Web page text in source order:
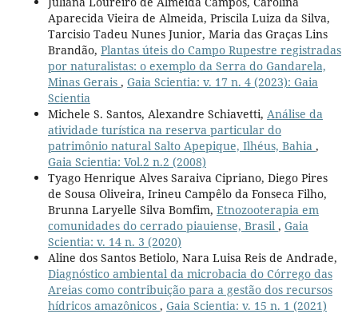
Aparecida Vieira de Almeida, Priscila Luiza da Silva,
Tarcisio Tadeu Nunes Junior, Maria das Graças Lins
Brandão, Plantas úteis do Campo Rupestre registradas
por naturalistas: o exemplo da Serra do Gandarela,
Minas Gerais , Gaia Scientia: v. 17 n. 4 (2023): Gaia
Scientia
Michele S. Santos, Alexandre Schiavetti, Análise da
atividade turística na reserva particular do
patrimônio natural Salto Apepique, Ilhéus, Bahia ,
Gaia Scientia: Vol.2 n.2 (2008)
Tyago Henrique Alves Saraiva Cipriano, Diego Pires
de Sousa Oliveira, Irineu Campêlo da Fonseca Filho,
Brunna Laryelle Silva Bomfim, Etnozooterapia em
comunidades do cerrado piauiense, Brasil , Gaia
Scientia: v. 14 n. 3 (2020)
Aline dos Santos Betiolo, Nara Luisa Reis de Andrade,
Diagnóstico ambiental da microbacia do Córrego das
Areias como contribuição para a gestão dos recursos
hídricos amazônicos , Gaia Scientia: v. 15 n. 1 (2021)